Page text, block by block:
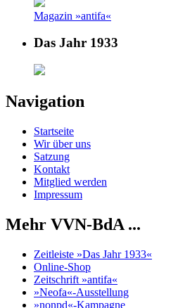
Magazin »antifa«
Das Jahr 1933
Navigation
Startseite
Wir über uns
Satzung
Kontakt
Mitglied werden
Impressum
Mehr VVN-BdA ...
Zeitleiste »Das Jahr 1933«
Online-Shop
Zeitschrift »antifa«
»Neofa«-Ausstellung
»nonpd«-Kampagne